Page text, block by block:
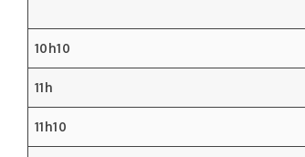
10h10
11h
11h10